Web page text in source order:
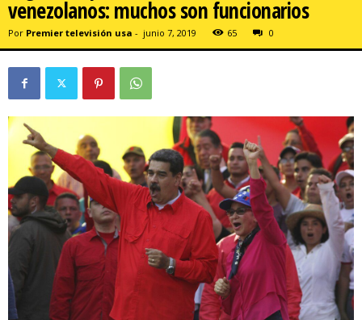
venezolanos: muchos son funcionarios
Por Premier televisión usa - junio 7, 2019 65 0